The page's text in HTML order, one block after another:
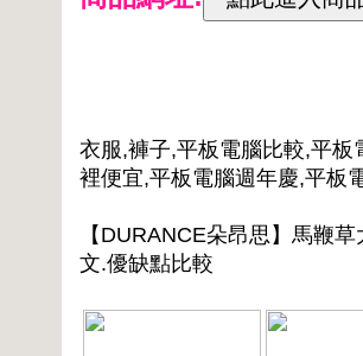
衣服,褲子,平板電腦比較,平
裡便宜,平板電腦週年慶,平板
【DURANCE朵昂思】馬鞭
文.優缺點比較